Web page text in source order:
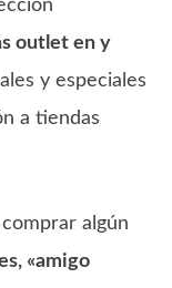
outlet en y
y especiales
a tiendas
algún
«amigo